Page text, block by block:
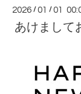
2026 /01 /01
あけまして